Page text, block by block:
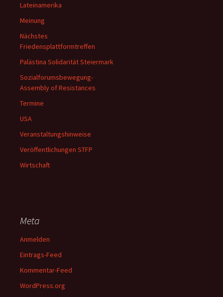
Lateinamerika
Meinung
Nächstes
Friedensplattformtreffen
Palästina Solidarität Steiermark
Sozialforumsbewegung-
Assembly of Resistances
Termine
USA
Veranstaltungshinweise
Veröffentlichungen STFP
Wirtschaft
Meta
Anmelden
Eintrags-Feed
Kommentar-Feed
WordPress.org